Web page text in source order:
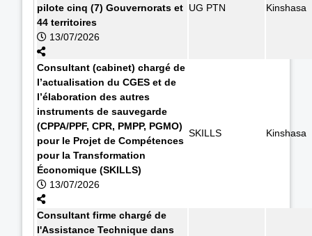
pilote cinq (7) Gouvernorats et
44 territoires
13/07/2026
UG PTN Kinshasa
Consultant (cabinet) chargé de
l’actualisation du CGES et de
l’élaboration des autres
instruments de sauvegarde
(CPPA/PPF, CPR, PMPP, PGMO)
pour le Projet de Compétences
pour la Transformation
Économique (SKILLS)
13/07/2026
SKILLS Kinshasa
Consultant firme chargé de
l'Assistance Technique dans